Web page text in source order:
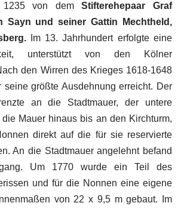
1235 von demStifterehepaar Graf
Sayn und seiner Gattin Mechtheld,
Im 13. Jahrhundert erfolgte eine
unterstützt von den Kölner
den Wirren des Krieges 1618-1648
seine größte Ausdehnung erreicht. Der
an die Stadtmauer, der untere
Mauer hinaus bis an den Kirchturm,
direkt auf die für sie reservierte
An die Stadtmauer angelehnt befand
Um 1770 wurde ein Teil des
und für die Nonnen eine eigene
von 22 x 9,5 m gebaut. Im